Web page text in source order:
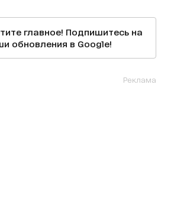
главное! Подпишитесь на
обновления в Google!
Реклама